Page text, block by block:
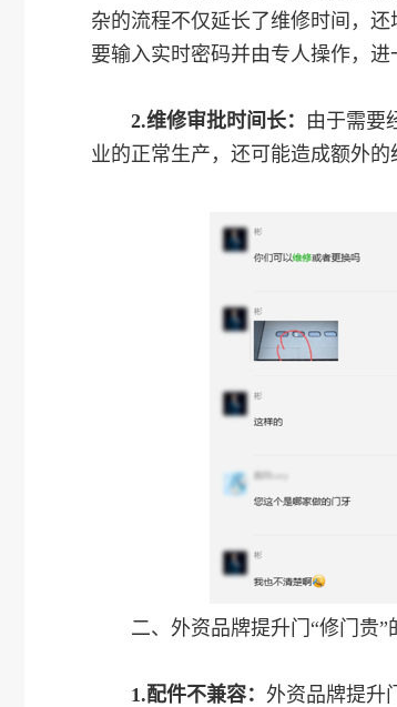
杂的流程不仅延长了维修时间，
要输入实时密码并由专人操作，进
2.维修审批时间长： 由于需要
业的正常生产，还可能造成额外的
二、外资品牌提升门“修门贵”
1.配件不兼容： 外资品牌提升